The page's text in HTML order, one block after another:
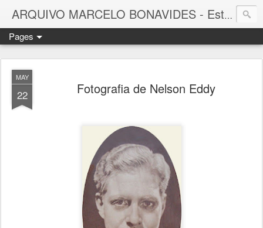
ARQUIVO MARCELO BONAVIDES - Estrelas que nunca se Apagam -
Pages
MAY
22 Fotografia de Nelson Eddy